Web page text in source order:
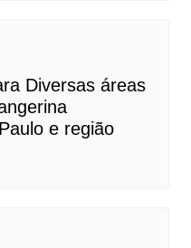
Diversas áreas
e região